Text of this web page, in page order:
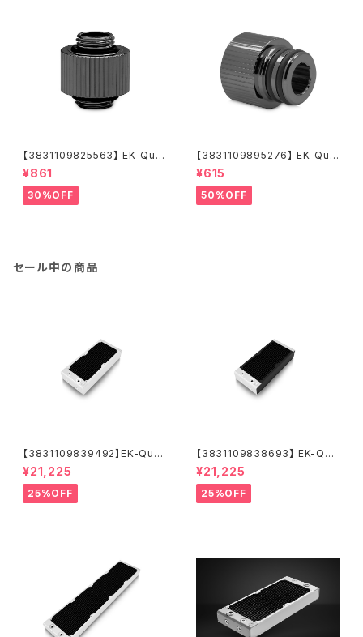
【3831109825563】 EK-Qua
ntum Torque Extender Stat
ic MM 14 - Black Nickel
¥861
30%OFF
【3831109895276】 EK-Qua
ntum Torque Push-In Adap
ter M 14 - Black Nickel
¥615
50%OFF
セール中の商品
【3831109839492】EK-Quan
tum Surface X240M - Whit
e
¥21,225
25%OFF
【3831109838693】 EK-Qua
ntum Surface X240M - Bla
ck
¥21,225
25%OFF